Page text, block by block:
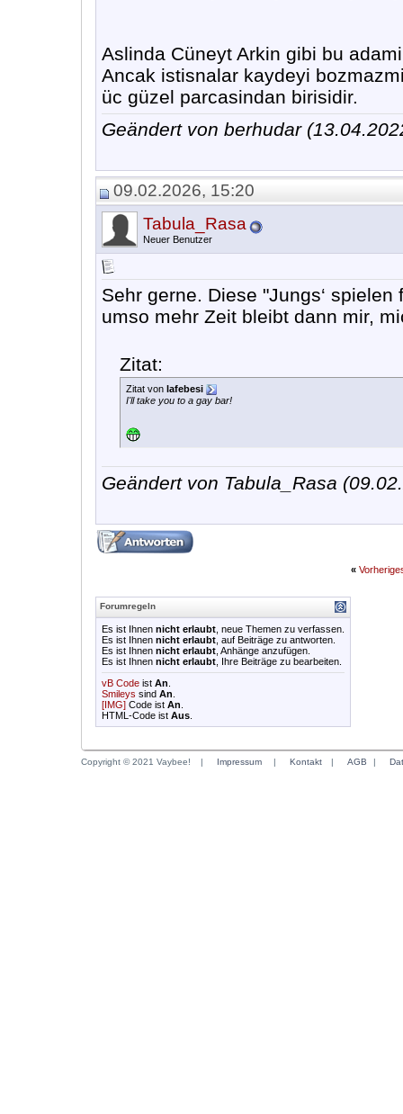
Aslinda Cüneyt Arkin gibi bu
Ancak istisnalar kaydeyi
üc güzel parcasindan birisidir.
Geändert von berhudar
09.02.2026, 15:20
Tabula_Rasa
Neuer Benutzer
Sehr gerne. Diese "Jungs‘
umso mehr Zeit bleibt dann mir,
Zitat:
Zitat von lafebesi
I'll take you to a gay bar!
Geändert von Tabula_Rasa
«
Forumregeln
Es ist Ihnen nicht erlaubt , neue Themen zu verfassen.
Es ist Ihnen nicht erlaubt , auf Beiträge zu antworten.
Es ist Ihnen nicht erlaubt , Anhänge anzufügen.
Es ist Ihnen nicht erlaubt , Ihre Beiträge zu bearbeiten.
vB Code ist An
Smileys sind An
[IMG] Code ist An
HTML-Code ist Aus
Copyright © 2021 Vaybee! | Impressum | Kontakt | AGB |